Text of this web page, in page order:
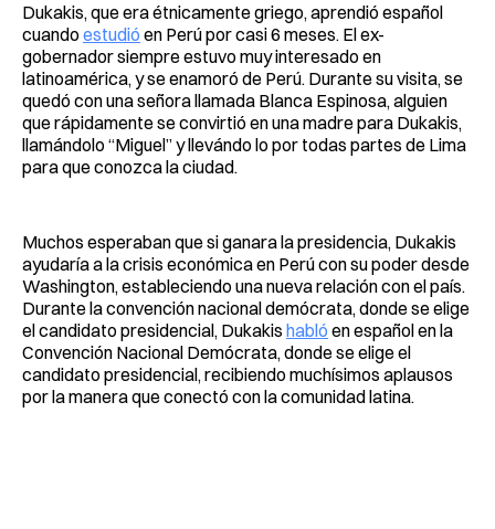
Dukakis, que era étnicamente griego, aprendió español
cuando estudió en Perú por casi 6 meses. El ex-
gobernador siempre estuvo muy interesado en
latinoamérica, y se enamoró de Perú. Durante su visita, se
quedó con una señora llamada Blanca Espinosa, alguien
que rápidamente se convirtió en una madre para Dukakis,
llamándolo “Miguel” y llevándo lo por todas partes de Lima
para que conozca la ciudad.
Muchos esperaban que si ganara la presidencia, Dukakis
ayudaría a la crisis económica en Perú con su poder desde
Washington, estableciendo una nueva relación con el país.
Durante la convención nacional demócrata, donde se elige
el candidato presidencial, Dukakis habló en español en la
Convención Nacional Demócrata, donde se elige el
candidato presidencial, recibiendo muchísimos aplausos
por la manera que conectó con la comunidad latina.